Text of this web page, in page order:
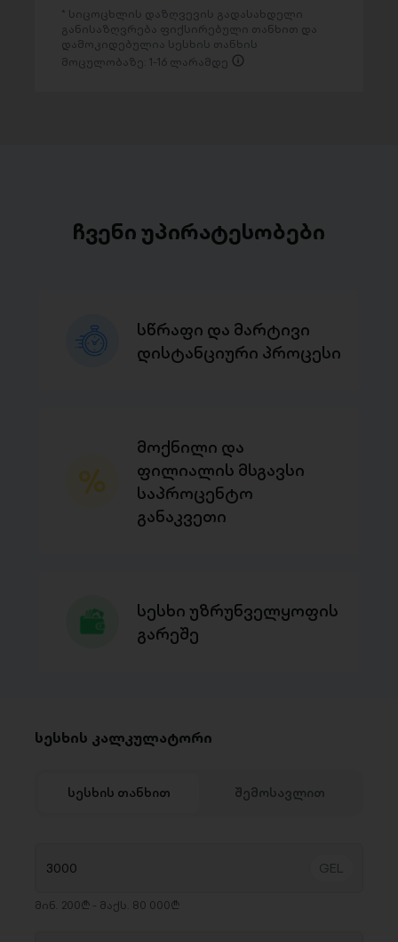
სიცოცხლის დაზღვევის გადასახდელი
განისაზღვრება ფიქსირებული თანხით და
დამოკიდებულია სესხის თანხის
მოცულობაზე: 1-16 ლარამდე
ჩვენი უპირატესობები
სწრაფი და მარტივი
დისტანციური პროცესი
მოქნილი და
ფილიალის მსგავსი
საპროცენტო
განაკვეთი
სესხი უზრუნველყოფის
გარეშე
სესხის კალკულატორი
სესხის თანხით შემოსავლით
მინ. 200₾ - მაქს. 80 000₾